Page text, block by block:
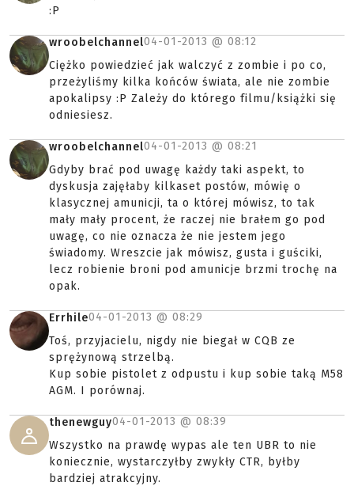
:P
wroobelchannel04-01-2013 @ 08:12
Ciężko powiedzieć jak walczyć z zombie i po co,
przeżyliśmy kilka końców świata, ale nie zombie
apokalipsy :P Zależy do którego filmu/książki się
odniesiesz.
wroobelchannel04-01-2013 @ 08:21
Gdyby brać pod uwagę każdy taki aspekt, to
dyskusja zajęłaby kilkaset postów, mówię o
klasycznej amunicji, ta o której mówisz, to tak
mały mały procent, że raczej nie brałem go pod
uwagę, co nie oznacza że nie jestem jego
świadomy. Wreszcie jak mówisz, gusta i guściki,
lecz robienie broni pod amunicje brzmi trochę na
opak.
Errhile04-01-2013 @ 08:29
Toś, przyjacielu, nigdy nie biegał w CQB ze
sprężynową strzelbą.
Kup sobie pistolet z odpustu i kup sobie taką M58
AGM. I porównaj.
thenewguy04-01-2013 @ 08:39
Wszystko na prawdę wypas ale ten UBR to nie
koniecznie, wystarczyłby zwykły CTR, byłby
bardziej atrakcyjny.